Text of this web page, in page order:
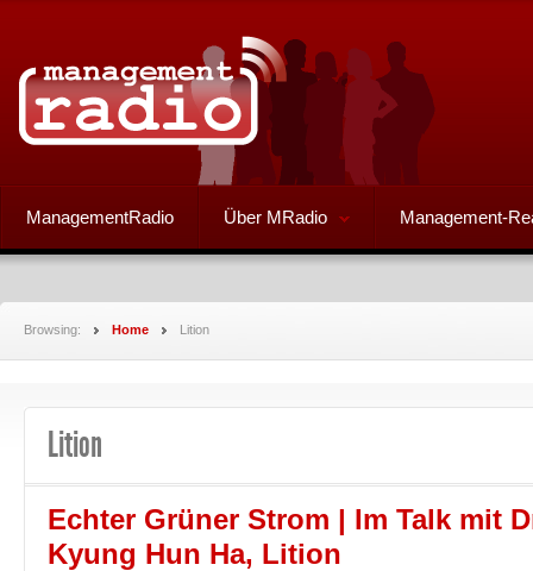
ManagementRadio Über MRadio Management-
Browsing: Home Lition
Lition
Echter Grüner Strom | Im Talk mit
Kyung Hun Ha, Lition